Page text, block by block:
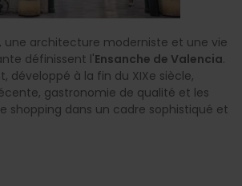
une architecture moderniste et une vie
définissent l'Ensanche de Valencia.
développé à la fin du XIXe siècle,
gastronomie de qualité et les
shopping dans un cadre sophistiqué et